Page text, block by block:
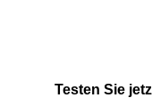
Testen Sie